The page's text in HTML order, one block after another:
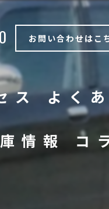
お問い合わせはこ
ス よく
情報 コ